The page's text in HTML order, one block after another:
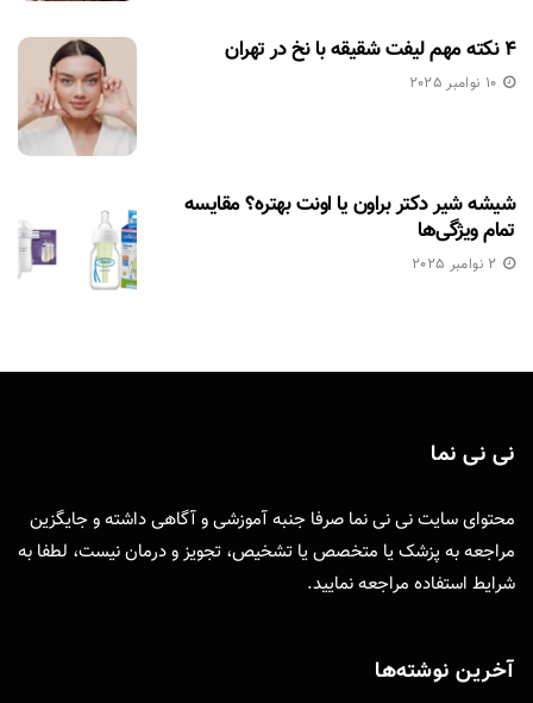
۴ نکته مهم لیفت شقیقه با نخ در تهران
10 نوامبر 2025
شیشه شیر دکتر براون یا اونت بهتره؟ مقایسه
تمام ویژگی‌ها
2 نوامبر 2025
نی نی نما
محتوای سایت نی نی نما صرفا جنبه آموزشی و آگاهی داشته و جایگزین
مراجعه به پزشک یا متخصص یا تشخیص، تجویز و درمان نیست، لطفا به
شرایط استفاده مراجعه نمایید.
آخرین نوشته‌ها